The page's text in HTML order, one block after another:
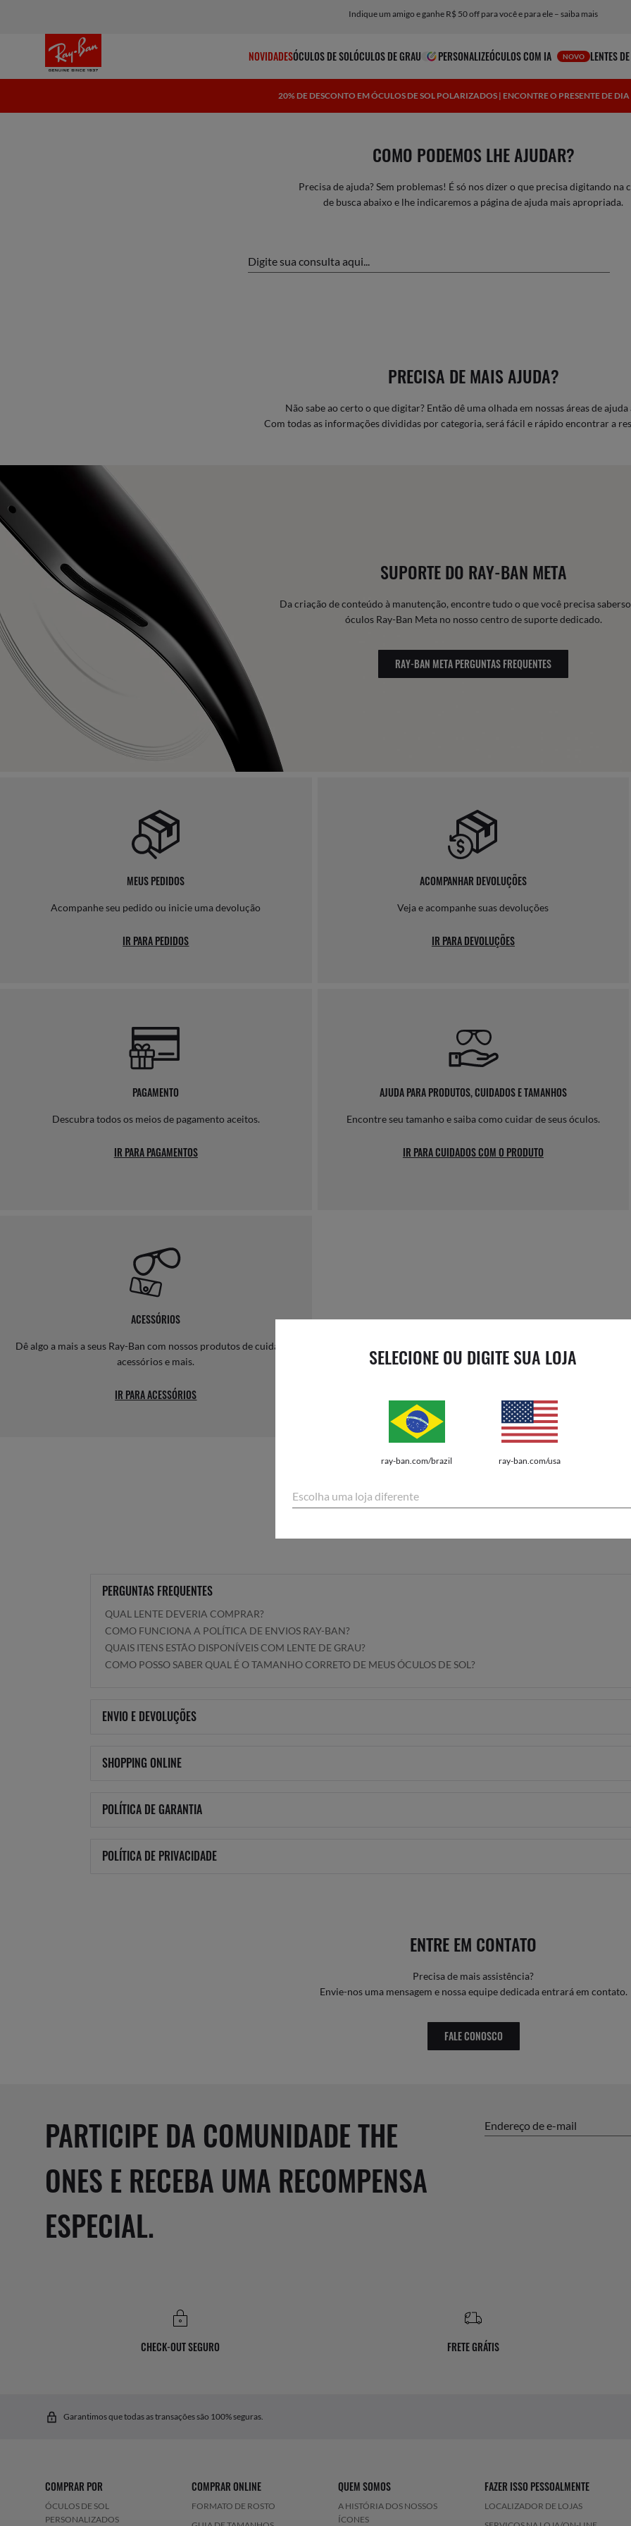
Indique um amigo e ganhe R$ 50 off para você e para ele – saiba mais
NOVIDADESÓCULOS DE SOLÓCULOS DE GRAU PERSONALIZEÓCULOS COM IA NOVO LENTES
20% DE DESCONTO EM ÓCULOS DE SOL POLARIZADOS | ENCONTRE O PRESENTE DE DIA
SELECIONE OU DIGITE SUA LOJA
ray-ban.com/brazil ray-ban.com/usa
Escolha uma loja diferente
COMO PODEMOS LHE AJUDAR?
Precisa de ajuda? Sem problemas! É só nos dizer o que precisa digitando na
de busca abaixo e lhe indicaremos a página de ajuda mais apropriada.
PRECISA DE MAIS AJUDA?
Não sabe ao certo o que digitar? Então dê uma olhada em nossas áreas de ajuda
Com todas as informações divididas por categoria, será fácil e rápido encontrar a
SUPORTE DO RAY-BAN META
Da criação de conteúdo à manutenção, encontre tudo o que você precisa
óculos Ray-Ban Meta no nosso centro de suporte dedicado.
RAY-BAN META PERGUNTAS FREQUENTES
MEUS PEDIDOS
Acompanhe seu pedido ou inicie uma devolução
IR PARA PEDIDOS
ACOMPANHAR DEVOLUÇÕES
Veja e acompanhe suas devoluções
IR PARA DEVOLUÇÕES
PAGAMENTO
Descubra todos os meios de pagamento aceitos.
IR PARA PAGAMENTOS
AJUDA PARA PRODUTOS, CUIDADOS E TAMANHOS
Encontre seu tamanho e saiba como cuidar de seus óculos.
IR PARA CUIDADOS COM O PRODUTO
ACESSÓRIOS
Dê algo a mais a seus Ray-Ban com nossos produtos de cuidados,
acessórios e mais.
IR PARA ACESSÓRIOS
PERGUNTAS FREQUENTES
QUAL LENTE DEVERIA COMPRAR?
COMO FUNCIONA A POLÍTICA DE ENVIOS RAY-BAN?
QUAIS ITENS ESTÃO DISPONÍVEIS COM LENTE DE GRAU?
COMO POSSO SABER QUAL É O TAMANHO CORRETO DE MEUS ÓCULOS DE SOL?
ENVIO E DEVOLUÇÕES
SHOPPING ONLINE
POLÍTICA DE GARANTIA
POLÍTICA DE PRIVACIDADE
ENTRE EM CONTATO
Precisa de mais assistência?
Envie-nos uma mensagem e nossa equipe dedicada entrará em contato.
FALE CONOSCO
PARTICIPE DA COMUNIDADE THE
ONES E RECEBA UMA RECOMPENSA
ESPECIAL.
Endereço de e-mail
CHECK-OUT SEGURO FRETE GRÁTIS
Garantimos que todas as transações são 100% seguras.
COMPRAR POR
ÓCULOS DE SOL
PERSONALIZADOS
COMPRAR ONLINE
FORMATO DE ROSTO
QUEM SOMOS
A HISTÓRIA DOS NOSSOS
ÍCONES
FAZER ISSO PESSOALMENTE
LOCALIZADOR DE LOJAS